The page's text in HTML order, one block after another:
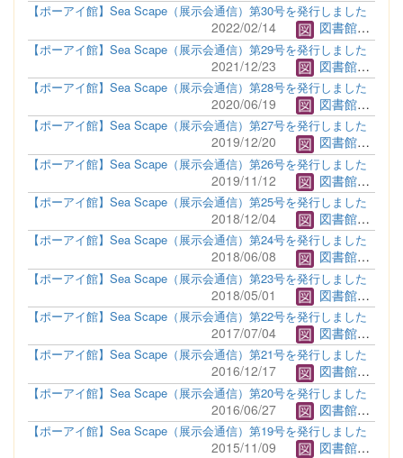
【ポーアイ館】Sea Scape（展示会通信）第30号を発行しました
2022/02/14 図書館管理者
【ポーアイ館】Sea Scape（展示会通信）第29号を発行しました
2021/12/23 図書館管理者
【ポーアイ館】Sea Scape（展示会通信）第28号を発行しました
2020/06/19 図書館管理者
【ポーアイ館】Sea Scape（展示会通信）第27号を発行しました
2019/12/20 図書館管理者
【ポーアイ館】Sea Scape（展示会通信）第26号を発行しました
2019/11/12 図書館管理者
【ポーアイ館】Sea Scape（展示会通信）第25号を発行しました
2018/12/04 図書館管理者
【ポーアイ館】Sea Scape（展示会通信）第24号を発行しました
2018/06/08 図書館管理者
【ポーアイ館】Sea Scape（展示会通信）第23号を発行しました
2018/05/01 図書館管理者
【ポーアイ館】Sea Scape（展示会通信）第22号を発行しました
2017/07/04 図書館管理者
【ポーアイ館】Sea Scape（展示会通信）第21号を発行しました
2016/12/17 図書館管理者
【ポーアイ館】Sea Scape（展示会通信）第20号を発行しました
2016/06/27 図書館管理者
【ポーアイ館】Sea Scape（展示会通信）第19号を発行しました
2015/11/09 図書館管理者